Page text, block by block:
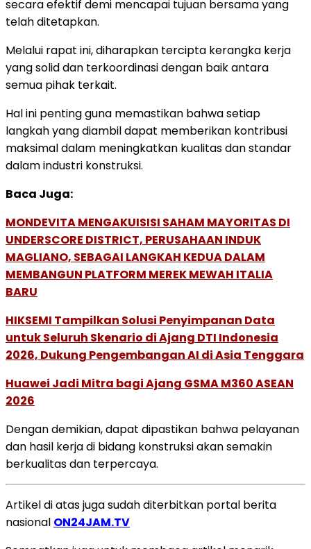
secara efektif demi mencapai tujuan bersama yang
telah ditetapkan.
Melalui rapat ini, diharapkan tercipta kerangka kerja
yang solid dan terkoordinasi dengan baik antara
semua pihak terkait.
Hal ini penting guna memastikan bahwa setiap
langkah yang diambil dapat memberikan kontribusi
maksimal dalam meningkatkan kualitas dan standar
dalam industri konstruksi.
Baca Juga:
MONDEVITA MENGAKUISISI SAHAM MAYORITAS DI
UNDERSCORE DISTRICT, PERUSAHAAN INDUK
MAGLIANO, SEBAGAI LANGKAH KEDUA DALAM
MEMBANGUN PLATFORM MEREK MEWAH ITALIA
BARU
HIKSEMI Tampilkan Solusi Penyimpanan Data
untuk Seluruh Skenario di Ajang DTI Indonesia
2026, Dukung Pengembangan AI di Asia Tenggara
Huawei Jadi Mitra bagi Ajang GSMA M360 ASEAN
2026
Dengan demikian, dapat dipastikan bahwa pelayanan
dan hasil kerja di bidang konstruksi akan semakin
berkualitas dan terpercaya.
Artikel di atas juga sudah diterbitkan portal berita
nasional ON24JAM.TV